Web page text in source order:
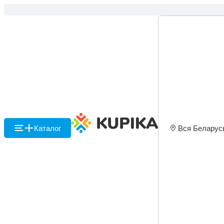
Каталог Вся